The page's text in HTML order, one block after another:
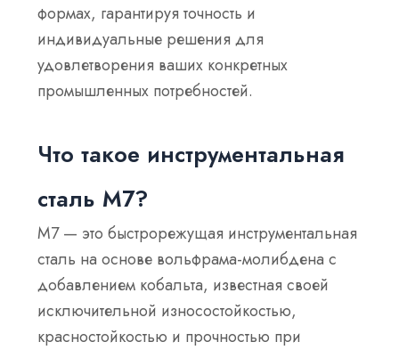
формах, гарантируя точность и
индивидуальные решения для
удовлетворения ваших конкретных
промышленных потребностей.
Что такое инструментальная
сталь М7?
M7 — это быстрорежущая инструментальная
сталь на основе вольфрама-молибдена с
добавлением кобальта, известная своей
исключительной износостойкостью,
красностойкостью и прочностью при